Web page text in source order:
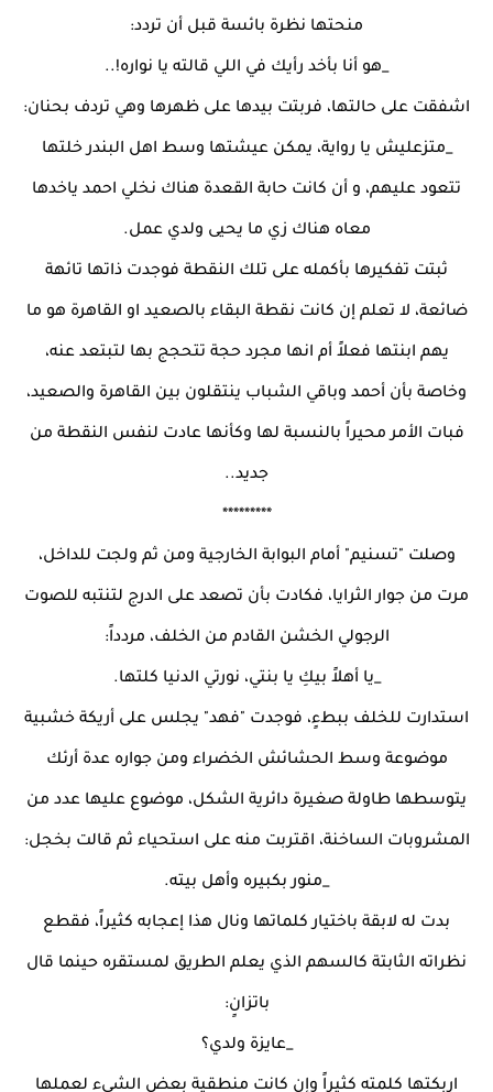
منحتها نظرة بائسة قبل أن تردد:
_هو أنا بأخد رأيك في اللي قالته يا نواره!..
اشفقت على حالتها، فربتت بيدها على ظهرها وهي تردف بحنان:
_متزعليش يا رواية، يمكن عيشتها وسط اهل البندر خلتها
تتعود عليهم، و أن كانت حابة القعدة هناك نخلي احمد ياخدها
معاه هناك زي ما يحيى ولدي عمل.
ثبتت تفكيرها بأكمله على تلك النقطة فوجدت ذاتها تائهة
ضائعة، لا تعلم إن كانت نقطة البقاء بالصعيد او القاهرة هو ما
يهم ابنتها فعلاً أم انها مجرد حجة تتحجج بها لتبتعد عنه،
وخاصة بأن أحمد وباقي الشباب ينتقلون بين القاهرة والصعيد،
فبات الأمر محيراً بالنسبة لها وكأنها عادت لنفس النقطة من
جديد..
*********
وصلت "تسنيم" أمام البوابة الخارجية ومن ثم ولجت للداخل،
مرت من جوار الثرايا، فكادت بأن تصعد على الدرج لتنتبه للصوت
الرجولي الخشن القادم من الخلف، مردداً:
_يا أهلاً بيكِ يا بنتي، نورتي الدنيا كلتها.
استدارت للخلف ببطءٍ، فوجدت "فهد" يجلس على أريكة خشبية
موضوعة وسط الحشائش الخضراء ومن جواره عدة أرئك
يتوسطها طاولة صغيرة دائرية الشكل، موضوع عليها عدد من
المشروبات الساخنة، اقتربت منه على استحياء ثم قالت بخجل:
_منور بكبيره وأهل بيته.
بدت له لابقة باختيار كلماتها ونال هذا إعجابه كثيراً، فقطع
نظراته الثابتة كالسهم الذي يعلم الطريق لمستقره حينما قال
باتزانٍ:
_عايزة ولدي؟
اربكتها كلمته كثيراً وإن كانت منطقية بعض الشيء لعملها